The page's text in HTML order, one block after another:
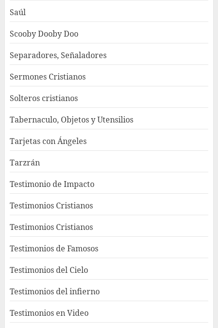
Saúl
Scooby Dooby Doo
Separadores, Señaladores
Sermones Cristianos
Solteros cristianos
Tabernaculo, Objetos y Utensilios
Tarjetas con Ángeles
Tarzrán
Testimonio de Impacto
Testimonios Cristianos
Testimonios Cristianos
Testimonios de Famosos
Testimonios del Cielo
Testimonios del infierno
Testimonios en Video